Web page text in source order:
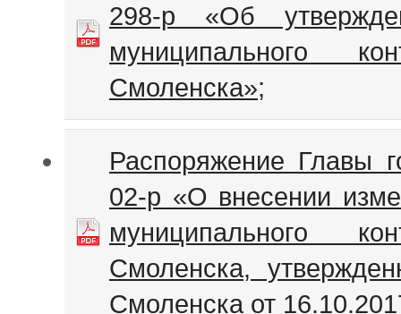
298-р «Об
муниципального
Смоленска»;
Распоряжение Главы
02-р «О внесении
муниципального
Смоленска,
Смоленска от